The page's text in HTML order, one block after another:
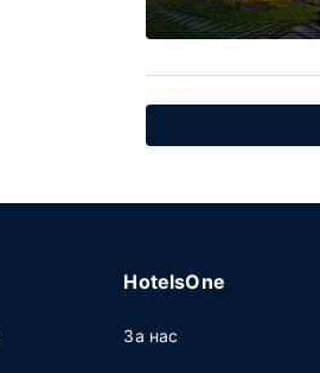
HotelsOne
За нас